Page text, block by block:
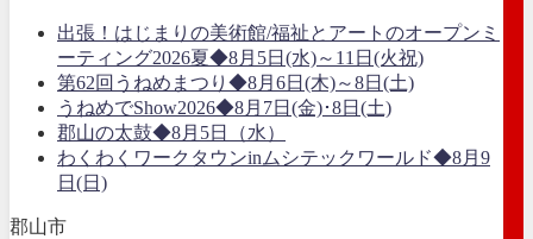
出張！はじまりの美術館/福祉とアートのオープンミ
ーティング2026夏◆8月5日(水)～11日(火祝)
第62回うねめまつり◆8月6日(木)～8日(土)
うねめでShow2026◆8月7日(金)･8日(土)
郡山の太鼓◆8月5日（水）
わくわくワークタウンinムシテックワールド◆8月9
日(日)
郡山市